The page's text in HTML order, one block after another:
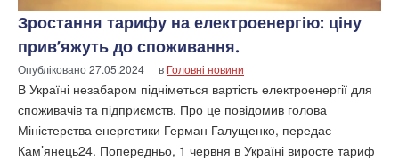
Зростання тарифу на електроенергію: ціну
прив’яжуть до споживання.
Опубліковано27.05.2024 в Головні новини
В Україні незабаром підніметься вартість електроенергії для
споживачів та підприємств. Про це повідомив голова
Міністерства енергетики Герман Галущенко, передає
Кам’янець24. Попередньо, 1 червня в Україні виросте тариф